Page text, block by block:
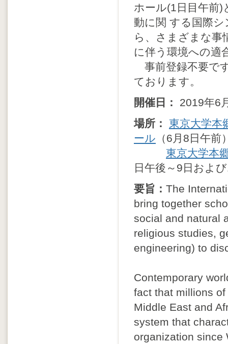
ホール(1日目午前)
動に関 する国際
ら、さまざまな事
に伴う環境への適
事前登録不要で
ております。
開催日：
2019年6
場所：
東京大学
ール （6月8日午前
東京大学本
日午後～9日およ
要旨： The
bring together
social and natural
religious studies,
engineering) to
Contemporary
fact that millions
Middle East and
system that
organization since